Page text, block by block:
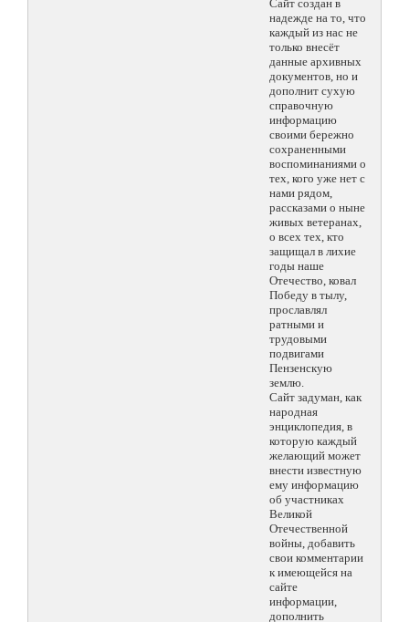
Сайт создан в
надежде на то, что
каждый из нас не
только внесёт
данные архивных
документов, но и
дополнит сухую
справочную
информацию
своими бережно
сохраненными
воспоминаниями о
тех, кого уже нет с
нами рядом,
рассказами о ныне
живых ветеранах,
о всех тех, кто
защищал в лихие
годы наше
Отечество, ковал
Победу в тылу,
прославлял
ратными и
трудовыми
подвигами
Пензенскую
землю.
Сайт задуман, как
народная
энциклопедия, в
которую каждый
желающий может
внести известную
ему информацию
об участниках
Великой
Отечественной
войны, добавить
свои комментарии
к имеющейся на
сайте
информации,
дополнить